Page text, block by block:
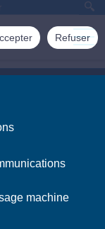
Refuser
machine